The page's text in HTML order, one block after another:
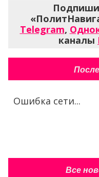
Telegram,
каналы
Ошибка сети...
Все